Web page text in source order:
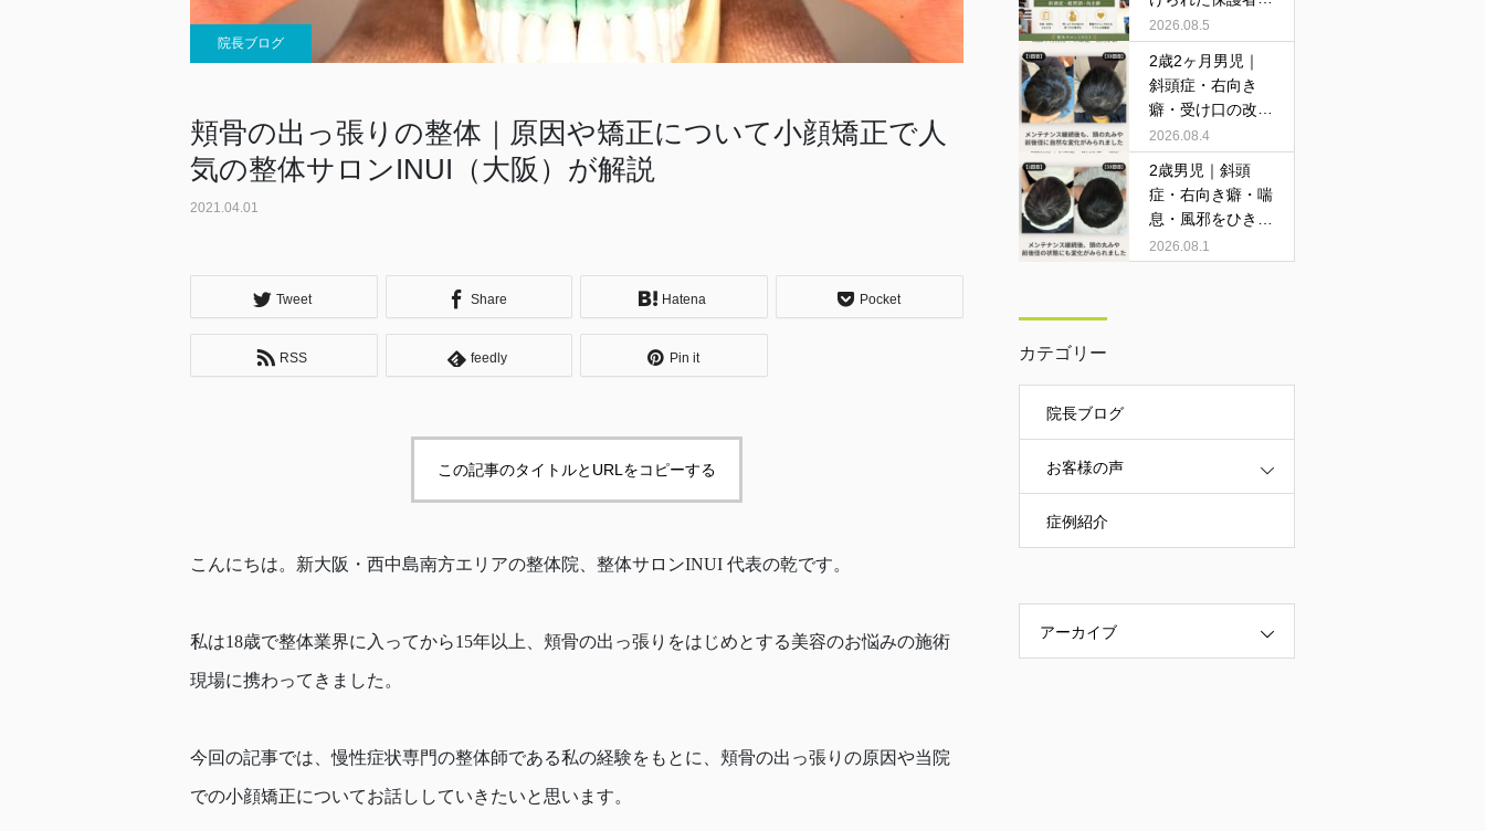
院長ブログ
頬骨の出っ張りの整体｜原因や矯正について小顔矯正で人
気の整体サロンINUI（大阪）が解説
2021.04.01
Tweet Share Hatena Pocket
RSS feedly Pin it
この記事のタイトルとURLをコピーする
こんにちは。新大阪・西中島南方エリアの整体院、整体サロンINUI 代表の乾です。
私は18歳で整体業界に入ってから15年以上、頬骨の出っ張りをはじめとする美容のお悩みの施術
現場に携わってきました。
今回の記事では、慢性症状専門の整体師である私の経験をもとに、頬骨の出っ張りの原因や当院
での小顔矯正についてお話ししていきたいと思います。
の感想動画
2026.08.5
2歳2ヶ月男児｜
斜頭症・右向き
癖・受け口の改善
症例
2026.08.4
2歳男児｜斜頭
症・右向き癖・喘
息・風邪をひきや
すいお子さまの改
善症例
2026.08.1
カテゴリー
院長ブログ
お客様の声
症例紹介
アーカイブ